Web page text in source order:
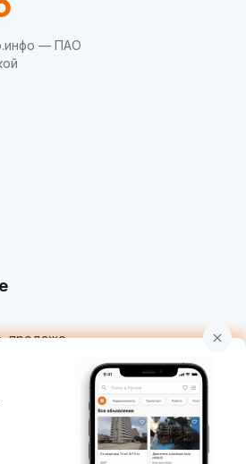
— ПАО
продаже,
и организаций
в том числе и размещение
принятие условий